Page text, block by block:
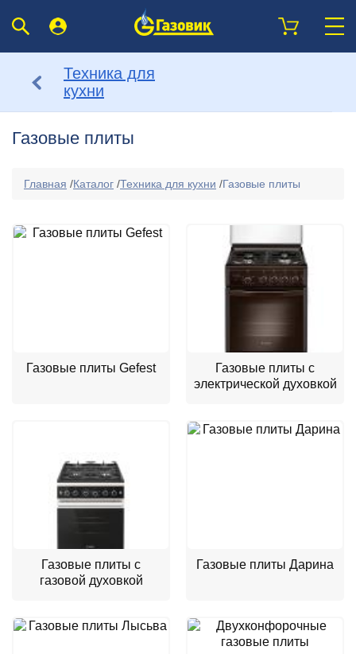
Техника для
кухни
Газовые плиты
Главная /Каталог /Техника для кухни /Газовые плиты
Газовые плиты Gefest
Газовые плиты с
электрической духовкой
Газовые плиты с
газовой духовкой
Газовые плиты Дарина